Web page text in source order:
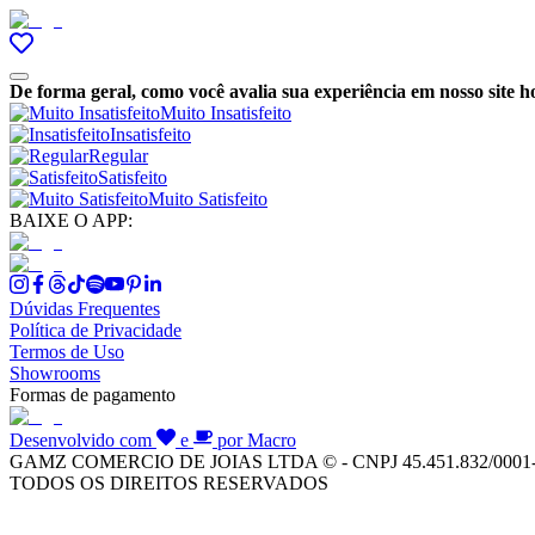
De forma geral, como você avalia sua experiência em nosso site
Muito Insatisfeito
Insatisfeito
Regular
Satisfeito
Muito Satisfeito
BAIXE O APP:
Dúvidas Frequentes
Política de Privacidade
Termos de Uso
Showrooms
Formas de pagamento
Desenvolvido com e
por Macro
GAMZ COMERCIO DE JOIAS LTDA © - CNPJ 45.451.832/
TODOS OS DIREITOS RESERVADOS